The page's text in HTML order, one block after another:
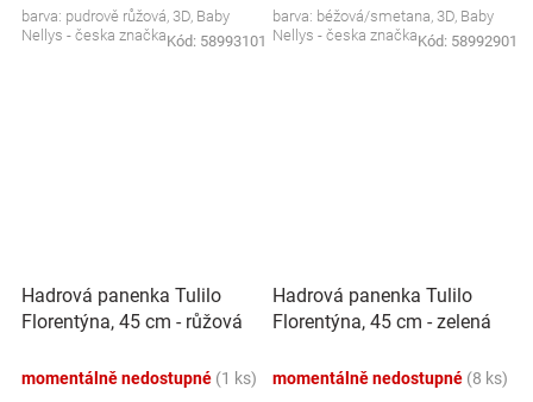
barva: pudrově růžová, 3D, Baby
Nellys - česka značkaKód: 58993101
barva: béžová/smetana, 3D, Baby
Nellys - česka značkaKód: 58992901
Hadrová panenka Tulilo
Florentýna, 45 cm - růžová
momentálně nedostupné (1 ks)
Hadrová panenka Tulilo
Florentýna, 45 cm - zelená
momentálně nedostupné (8 ks)